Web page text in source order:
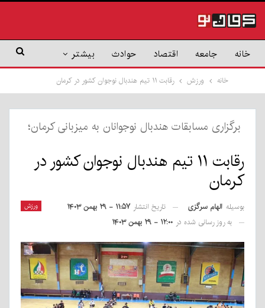
خانه جامعه اقتصاد حوادث بیشتر
خانه ورزش رقابت ۱۱ تیم هندبال نوجوان کشور در کرمان
برگزاری مسابقات هندبال نوجوانان به میزبانی کرمان؛
رقابت ۱۱ تیم هندبال نوجوان کشور در
کرمان
ورزش بوسیله الهام سرگزی تاریخ انتشار ۱۱:۵۷ - ۲۹ بهمن ۱۴۰۳
به روز رسانی شده در ۱۲:۰۰ - ۲۹ بهمن ۱۴۰۳